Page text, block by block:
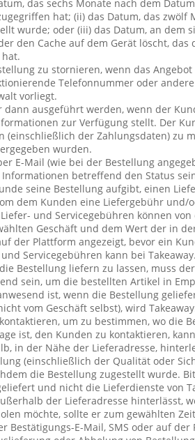
das sechs Monate nach dem
hat; (ii) das Datum, das zwölf
wurde; oder (iii) das Datum, an dem
den Cache auf dem Gerät löscht,
zu stornieren, wenn das
Telefonnummer oder
vorliegt.
dann ausgeführt werden, wenn der
zur Verfügung stellt. Der
der Zahlungsdaten) zu
wurden.
E-Mail (wie bei der Bestellung
betreffend den Status
seine Bestellung aufgibt, einen
dem Kunden eine Liefergebühr und/
und Servicegebühren können
Geschäft und dem Wert der in
der Plattform angezeigt, bevor ein
Servicegebühren kann bei
Bestellung liefern zu lassen, muss
sein, um die bestellten Artikel in
ist, wenn die Bestellung
vom Geschäft selbst), wird
um zu bestimmen, wo die
ist, den Kunden zu kontaktieren,
in der Nähe der Lieferadresse,
(einschließlich der Qualität oder
die Bestellung zugestellt wurde.
und nicht die Lieferdienste von
der Lieferadresse hinterlässt,
möchte, sollte er zum gewählten
Bestätigungs-E-Mail, SMS oder auf